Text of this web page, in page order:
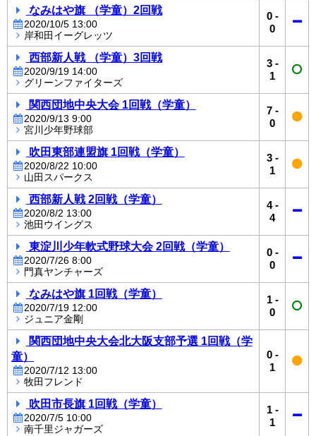
なみはや旗 （学童）2回戦
2020/10/5 13:00
岸和田イーグレッツ
0-
0
西部新人戦 （学童）3回戦
2020/9/19 14:00
グリーンファイターズ
3-
1
関西団地中央大会 1回戦（学童）
2020/9/13 9:00
宮川少年野球部
7-
0
吹田東部連盟旗 1回戦（学童）
2020/8/22 10:00
山田スパークス
3-
1
西部新人戦 2回戦（学童）
2020/8/2 13:00
池田ウイングス
4-
4
東淀川少年軟式野球大会 2回戦（学童）
2020/7/26 8:00
門真ヤンチャーズ
0-
0
なみはや旗 1回戦（学童）
2020/7/19 12:00
ジュニア金剛
1-
0
関西団地中央大会北大阪支部予選 1回戦（学
童）
2020/7/12 13:00
牧田フレンド
0-
1
吹田市長旗 1回戦（学童）
2020/7/5 10:00
南千里ジャガーズ
1-
1